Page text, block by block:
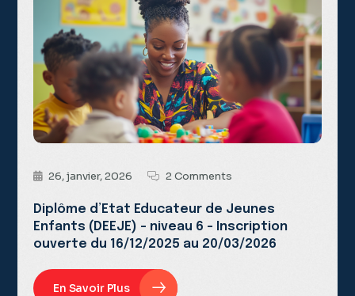
26, janvier, 2026 2 Comments
Diplôme d’Etat Educateur de Jeunes
Enfants (DEEJE) – niveau 6 – Inscription
ouverte du 16/12/2025 au 20/03/2026
En Savoir Plus